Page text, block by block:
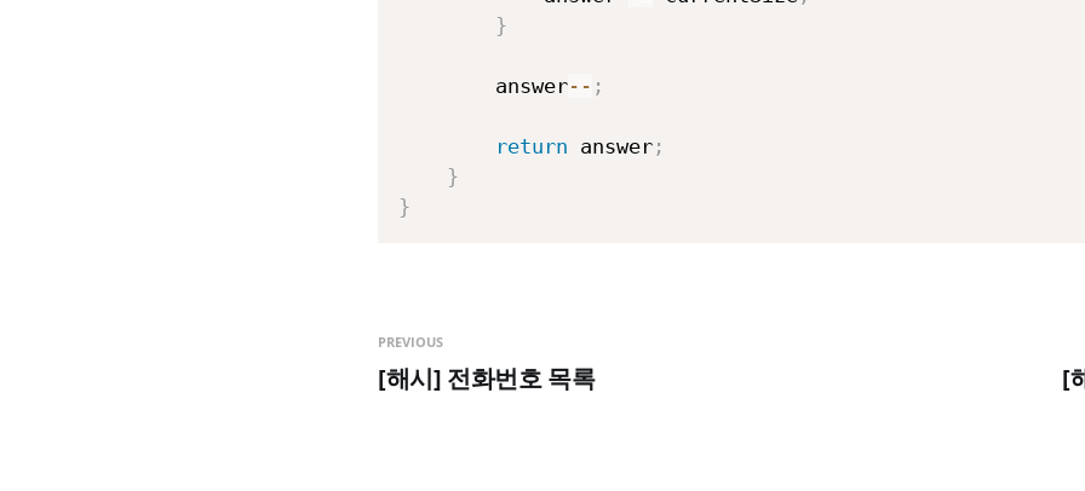
}
        answer
-- ;
return answer ;
}
}
PREVIOUS
[해시] 전화번호 목록 [